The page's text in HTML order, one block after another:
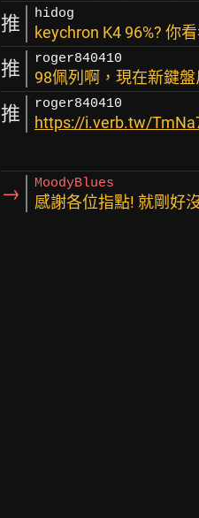
推 hidog
keychron K4 96%? 你
推 roger840410
98佩列啊，現在新鍵
推 roger840410
https://i.verb.tw/
→ MoodyBlues
感謝各位指點! 就剛好